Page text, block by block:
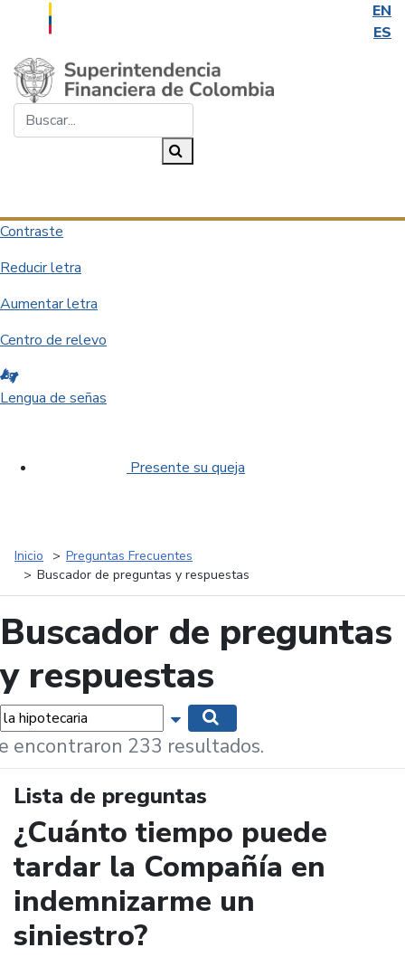
EN
ES
Saltar al contenido principal
Contraste
Reducir letra
Aumentar letra
Centro de relevo
Lengua de señas
Presente su queja
Inicio
Preguntas Frecuentes
Buscador de preguntas y respuestas
Buscador de preguntas
y respuestas
Mostrar opciones de búsqueda
encontraron 233 resultados.
Lista de preguntas
¿Cuánto tiempo puede
tardar la Compañía en
indemnizarme un
siniestro?